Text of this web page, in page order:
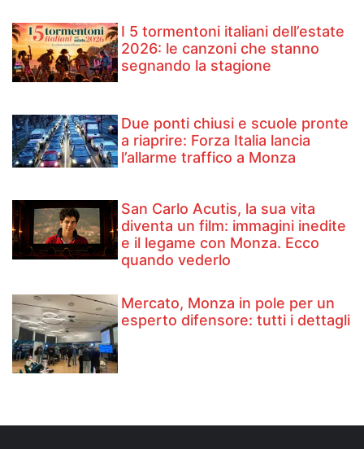
I 5 tormentoni italiani dell’estate
2026: le canzoni che stanno
segnando la stagione
Due ponti chiusi e scuole pronte
a riaprire: Forza Italia lancia
l’allarme traffico a Monza
San Carlo Acutis, la sua vita
diventa un film: immagini inedite
e il legame con Monza. Ecco
quando vederlo
Mercato, Monza in pole per un
esperto difensore: tutti i dettagli